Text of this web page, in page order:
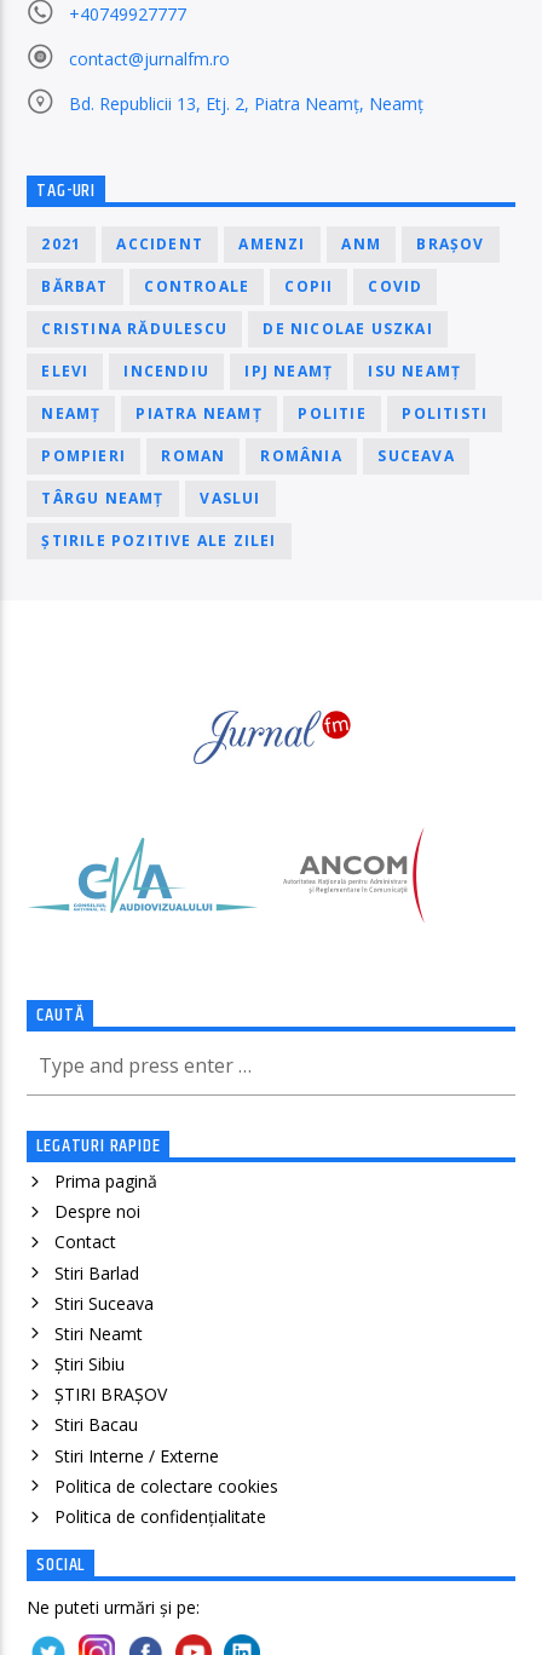
+40749927777
contact@jurnalfm.ro
Bd. Republicii 13, Etj. 2, Piatra Neamț, Neamț
TAG-URI
2021 ACCIDENT AMENZI ANM BRAȘOV
BĂRBAT CONTROALE COPII COVID
CRISTINA RĂDULESCU DE NICOLAE USZKAI
ELEVI INCENDIU IPJ NEAMȚ ISU NEAMȚ
NEAMȚ PIATRA NEAMȚ POLITIE POLITISTI
POMPIERI ROMAN ROMÂNIA SUCEAVA
TÂRGU NEAMȚ VASLUI
ȘTIRILE POZITIVE ALE ZILEI
CAUTĂ
LEGATURI RAPIDE
Prima pagină
Despre noi
Contact
Stiri Barlad
Stiri Suceava
Stiri Neamt
Știri Sibiu
ȘTIRI BRAȘOV
Stiri Bacau
Stiri Interne / Externe
Politica de colectare cookies
Politica de confidenţialitate
SOCIAL
Ne puteti urmări și pe: